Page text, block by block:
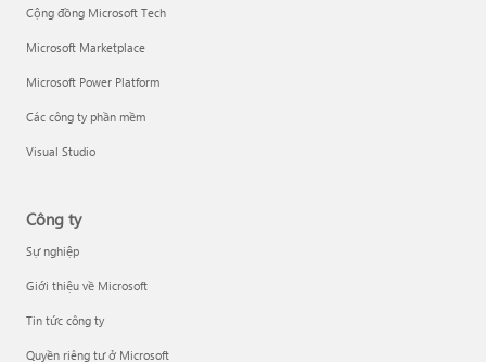
Cộng đồng Microsoft Tech
Microsoft Marketplace
Microsoft Power Platform
Các công ty phần mềm
Visual Studio
Công ty
Sự nghiệp
Giới thiệu về Microsoft
Tin tức công ty
Quyền riêng tư ở Microsoft